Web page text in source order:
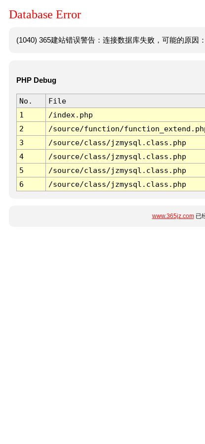
Database Error
(1040) 365建站错误警告：连接数据库失败，可能的原因
PHP Debug
No. File
1
/index.php
2
/source/function/
3
/source/class/jzmysql.class.php
4
/source/class/jzmysql.class.php
5
/source/class/jzmysql.class.php
6
/source/class/jzmysql.class.php
www.365jz.com已